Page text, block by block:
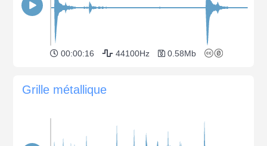
00:00:16 44100Hz 0.58Mb
Grille métallique